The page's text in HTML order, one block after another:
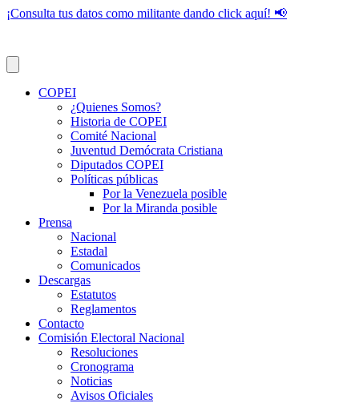
¡Consulta tus datos como militante dando click aquí! 📢
COPEI
¿Quienes Somos?
Historia de COPEI
Comité Nacional
Juventud Demócrata Cristiana
Diputados COPEI
Políticas públicas
Por la Venezuela posible
Por la Miranda posible
Prensa
Nacional
Estadal
Comunicados
Descargas
Estatutos
Reglamentos
Contacto
Comisión Electoral Nacional
Resoluciones
Cronograma
Noticias
Avisos Oficiales